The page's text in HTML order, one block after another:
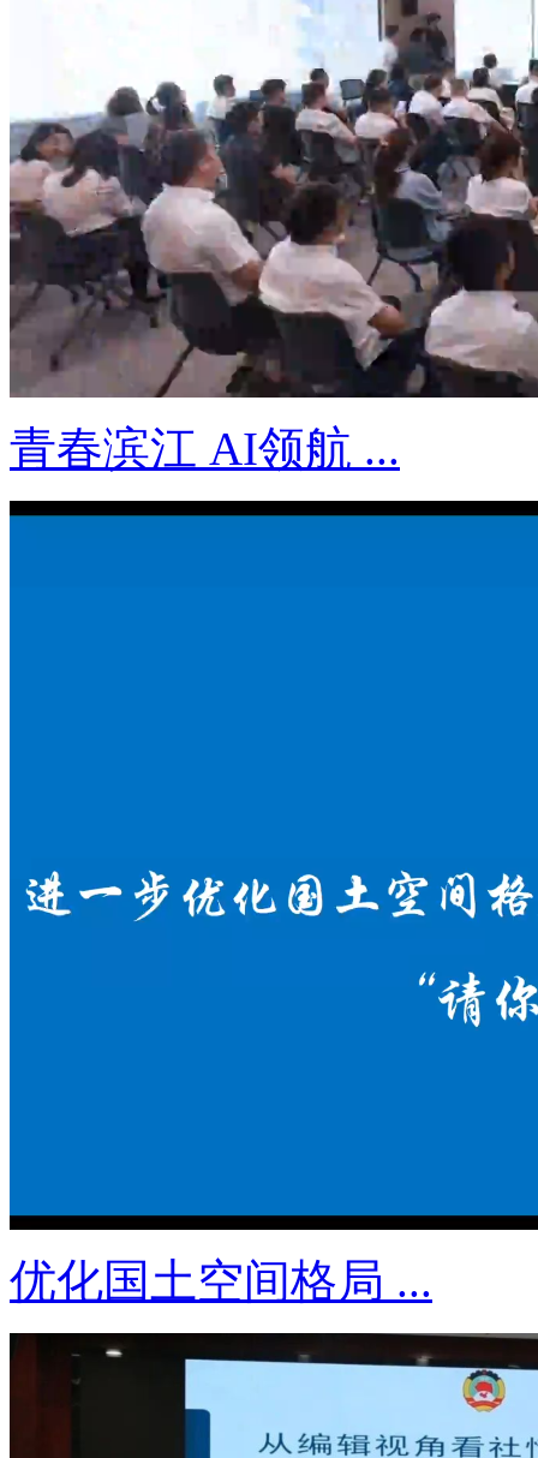
青春滨江 AI领航 ...
优化国土空间格局 ...